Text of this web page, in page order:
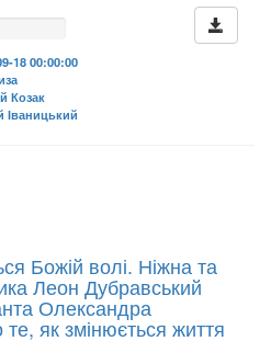
18 00:00:00
Козак
Іваницький
Божій волі. Ніжна та
Леон Дубравський
Олександра
як змінюється життя